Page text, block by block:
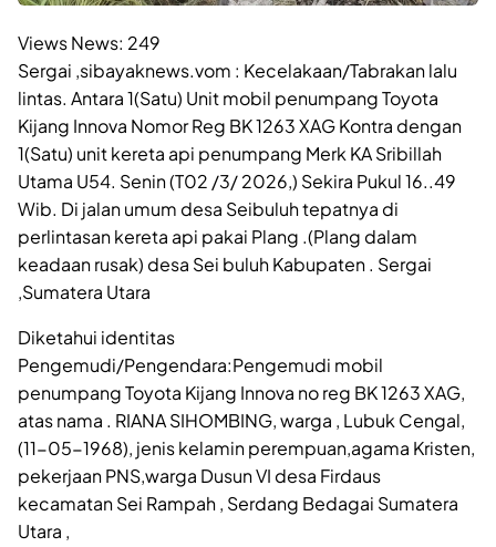
Views News: 249
Sergai ,sibayaknews.vom : Kecelakaan/Tabrakan lalu
lintas. Antara 1(Satu) Unit mobil penumpang Toyota
Kijang Innova Nomor Reg BK 1263 XAG Kontra dengan
1(Satu) unit kereta api penumpang Merk KA Sribillah
Utama U54. Senin (T02 /3/ 2026,) Sekira Pukul 16..49
Wib. Di jalan umum desa Seibuluh tepatnya di
perlintasan kereta api pakai Plang .(Plang dalam
keadaan rusak) desa Sei buluh Kabupaten . Sergai
,Sumatera Utara
Diketahui identitas
Pengemudi/Pengendara:Pengemudi mobil
penumpang Toyota Kijang Innova no reg BK 1263 XAG,
atas nama . RIANA SIHOMBING, warga , Lubuk Cengal,
(11-05-1968), jenis kelamin perempuan,agama Kristen,
pekerjaan PNS,warga Dusun VI desa Firdaus
kecamatan Sei Rampah , Serdang Bedagai Sumatera
Utara ,